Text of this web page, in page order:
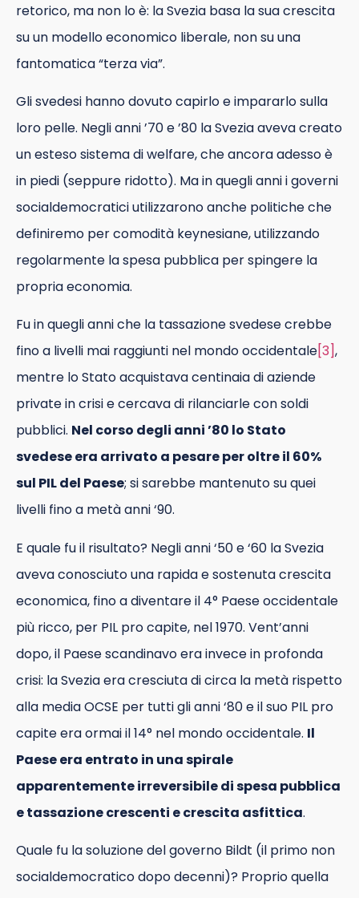
retorico, ma non lo è: la Svezia basa la sua crescita
su un modello economico liberale, non su una
fantomatica “terza via”.
Gli svedesi hanno dovuto capirlo e impararlo sulla
loro pelle. Negli anni ’70 e ’80 la Svezia aveva creato
un esteso sistema di welfare, che ancora adesso è
in piedi (seppure ridotto). Ma in quegli anni i governi
socialdemocratici utilizzarono anche politiche che
definiremo per comodità keynesiane, utilizzando
regolarmente la spesa pubblica per spingere la
propria economia.
Fu in quegli anni che la tassazione svedese crebbe
fino a livelli mai raggiunti nel mondo occidentale[3],
mentre lo Stato acquistava centinaia di aziende
private in crisi e cercava di rilanciarle con soldi
pubblici. Nel corso degli anni ’80 lo Stato
svedese era arrivato a pesare per oltre il 60%
sul PIL del Paese; si sarebbe mantenuto su quei
livelli fino a metà anni ‘90.
E quale fu il risultato? Negli anni ‘50 e ‘60 la Svezia
aveva conosciuto una rapida e sostenuta crescita
economica, fino a diventare il 4° Paese occidentale
più ricco, per PIL pro capite, nel 1970. Vent’anni
dopo, il Paese scandinavo era invece in profonda
crisi: la Svezia era cresciuta di circa la metà rispetto
alla media OCSE per tutti gli anni ‘80 e il suo PIL pro
capite era ormai il 14° nel mondo occidentale. Il
Paese era entrato in una spirale
apparentemente irreversibile di spesa pubblica
e tassazione crescenti e crescita asfittica.
Quale fu la soluzione del governo Bildt (il primo non
socialdemocratico dopo decenni)? Proprio quella